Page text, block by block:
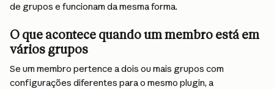
de grupos e funcionam da mesma forma.
O que acontece quando um membro está em
vários grupos
Se um membro pertence a dois ou mais grupos com
configurações diferentes para o mesmo plugin, a